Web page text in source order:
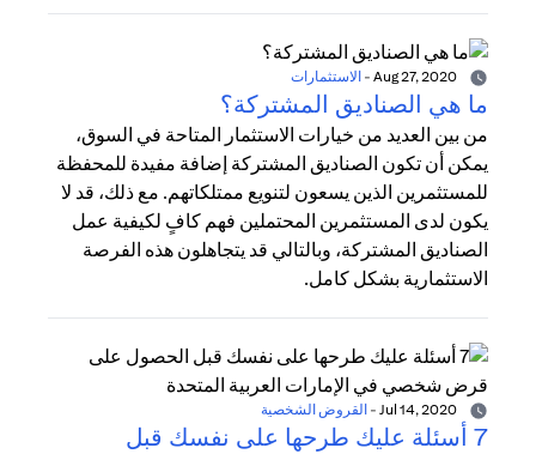
- الاستثمارات
ما هي الصناديق المشتركة؟
من بين العديد من خيارات الاستثمار المتاحة في السوق،
يمكن أن تكون الصناديق المشتركة إضافة مفيدة للمحفظة
للمستثمرين الذين يسعون لتنويع ممتلكاتهم. مع ذلك، قد لا
يكون لدى المستثمرين المحتملين فهم كافٍ لكيفية عمل
الصناديق المشتركة، وبالتالي قد يتجاهلون هذه الفرصة
الاستثمارية بشكل كامل.
- القروض الشخصية
7 أسئلة عليك طرحها على نفسك قبل